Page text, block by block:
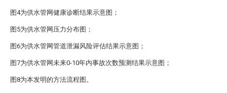
图4为供水管网健康诊断结果示意图；
图5为供水管网压力分布图；
图6为供水管网管道泄漏风险评估结果示意图；
图7为供水管网未来0-10年内事故次数预测结果示意图；
图8为本发明的方法流程图。